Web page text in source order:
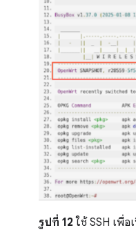
รูปที่ 12 ใช้ SSH เพื่อ